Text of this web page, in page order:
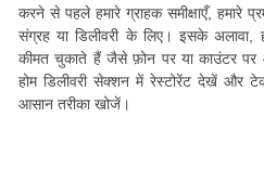
करने से पहले हमारे ग्राहक समीक्षाएँ,
संग्रह या डिलीवरी के लिए। इसके अलावा,
कीमत चुकाते हैं जैसे फ़ोन पर या काउंटर
होम डिलीवरी सेक्शन में रेस्टोरेंट देखें और
आसान तरीका खोजें।